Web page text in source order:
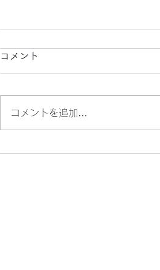
マイク・ポップコーンの、バ
コメント
コメントを追加…